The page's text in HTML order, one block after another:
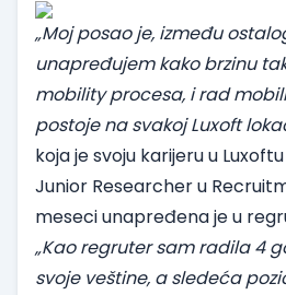
„Moj posao je, između
unapređujem kako brzinu
mobility procesa, i rad
postoje na svakoj Luxoft
koja je svoju karijeru u
Junior Researcher u
meseci unapređena je u
„Kao regruter sam radila 4
svoje veštine, a sledeća